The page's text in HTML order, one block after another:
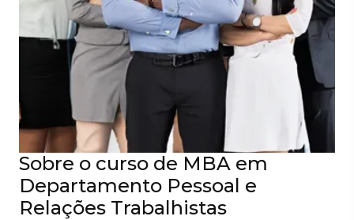
Sobre o curso de MBA em
Departamento Pessoal e
Relações Trabalhistas